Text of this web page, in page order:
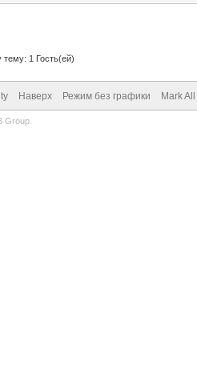
1 Гость(ей)
Наверх Режим без графики Mark
Group